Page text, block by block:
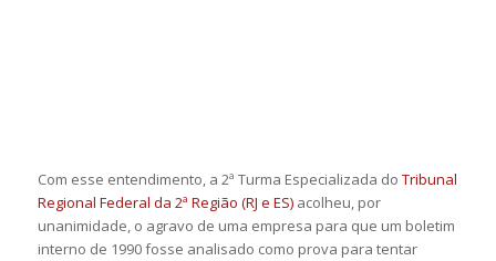
Com esse entendimento, a 2ª Turma Especializada do Tribunal
Regional Federal da 2ª Região (RJ e ES)acolheu, por
unanimidade, o agravo de uma empresa para que um boletim
interno de 1990 fosse analisado como prova para tentar